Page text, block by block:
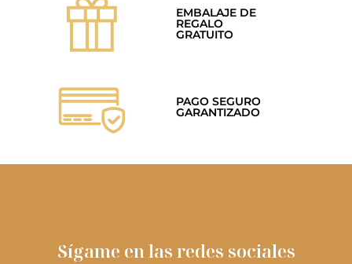
EMBALAJE DE
REGALO
GRATUITO
PAGO SEGURO
GARANTIZADO
Sígame en las redes sociales